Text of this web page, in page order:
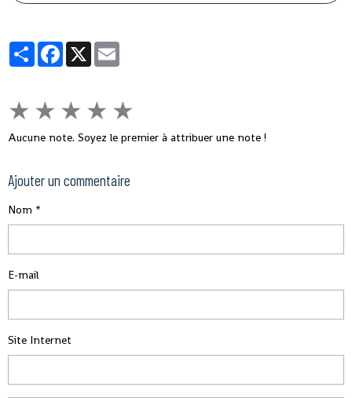
Alpha Condé.
PartagerFacebook
X
★ ★ ★ ★ ★
Aucune note. Soyez le premier à attribuer une note !
Ajouter un commentaire
Nom
E-mail
Site Internet